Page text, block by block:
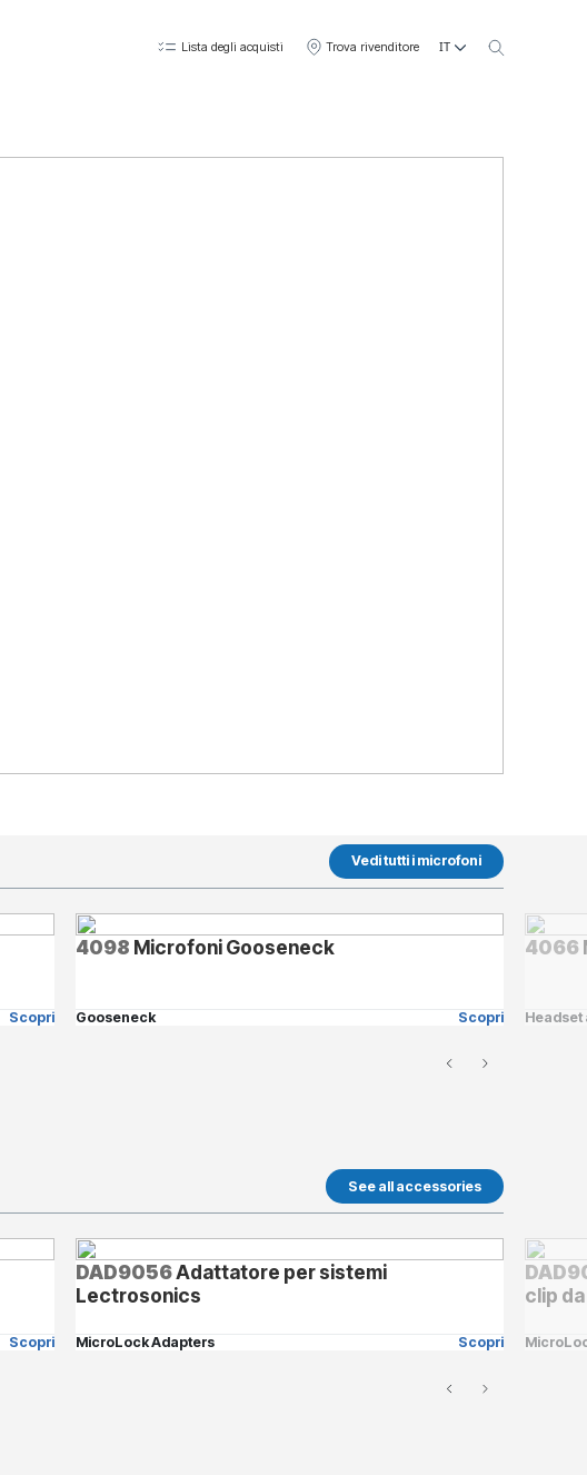
Lista degli acquisti Trova rivenditore IT
Vedi tutti i microfoni
Scopri
4098 Microfoni Gooseneck
Gooseneck Scopri
4066
Headset
See all accessories
Scopri
DAD9056Adattatore per sistemi
Lectrosonics
MicroLock Adapters Scopri
clip